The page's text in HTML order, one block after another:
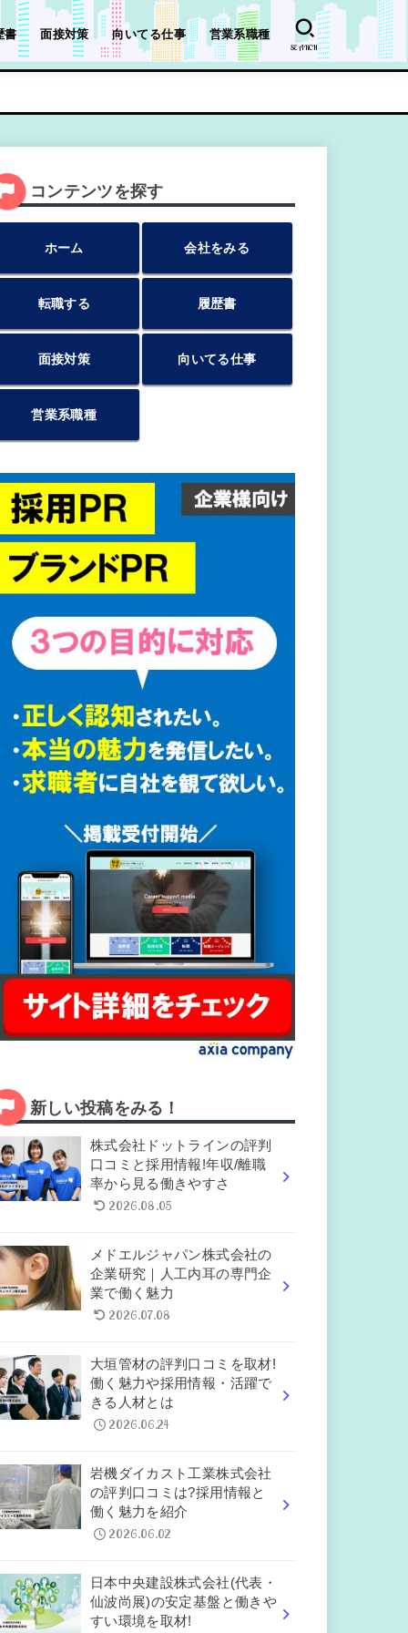
書 面接対策 向いてる仕事 営業系職種
SEARCH
コンテンツを探す
ホーム 会社をみる
転職する 履歴書
面接対策 向いてる仕事
営業系職種
新しい投稿をみる！
株式会社ドットラインの評判
口コミと採用情報!年収/離職
率から見る働きやすさ
2026.08.05
メドエルジャパン株式会社の
企業研究｜人工内耳の専門企
業で働く魅力
2026.07.08
大垣管材の評判口コミを取材!
働く魅力や採用情報・活躍で
きる人材とは
2026.06.24
岩機ダイカスト工業株式会社
の評判口コミは?採用情報と
働く魅力を紹介
2026.06.02
日本中央建設株式会社(代表・
仙波尚展)の安定基盤と働きや
すい環境を取材!